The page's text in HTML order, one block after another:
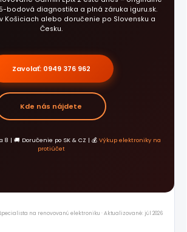
bodová diagnostika a plná záruka iguru.sk.
Košiciach alebo doručenie po Slovensku a
Česku.
Zavolať: 0949 376 962
Kde nás nájdete
8 | 🚚 Doručenie po SK & CZ | 💰 Výkup elektroniky na
protiúčet
na renovovanú elektroniku · Aktualizované: júl 2026